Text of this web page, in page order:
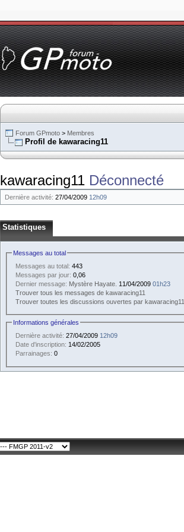
Forum GPmoto > Membres
Profil de kawaracing11
kawaracing11 Déconnecté
Dernière activité: 27/04/2009 12h09
Statistiques
Messages au total
Messages au total: 443
Messages par jour: 0,06
Dernier message: Mystère Hayate. 11/04/2009 01h23
Trouver tous les messages de kawaracing11
Trouver toutes les discussions ouvertes par kawaracing11
Informations générales
Dernière activité: 27/04/2009 12h09
Date d'inscription: 14/02/2005
Parrainages: 0